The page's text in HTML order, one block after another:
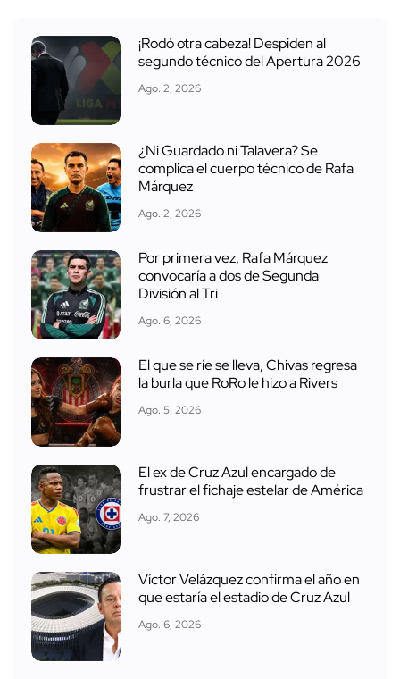
¡Rodó otra cabeza! Despiden al
segundo técnico del Apertura 2026
Ago. 2, 2026
¿Ni Guardado ni Talavera? Se
complica el cuerpo técnico de Rafa
Márquez
Ago. 2, 2026
Por primera vez, Rafa Márquez
convocaría a dos de Segunda
División al Tri
Ago. 6, 2026
El que se ríe se lleva, Chivas regresa
la burla que RoRo le hizo a Rivers
Ago. 5, 2026
El ex de Cruz Azul encargado de
frustrar el fichaje estelar de América
Ago. 7, 2026
Víctor Velázquez confirma el año en
que estaría el estadio de Cruz Azul
Ago. 6, 2026